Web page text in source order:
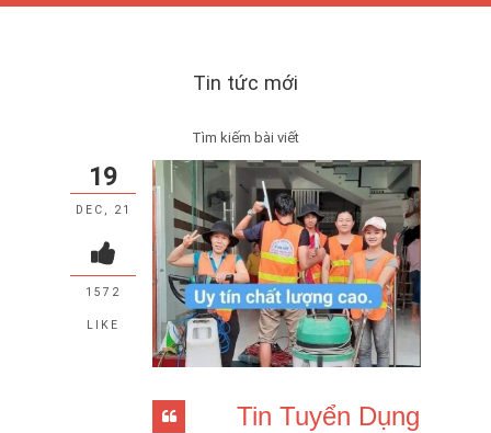
Tin tức mới
Tìm kiếm bài viết
Tin Tuyển Dụng
19
DEC, 21
1572
LIKE